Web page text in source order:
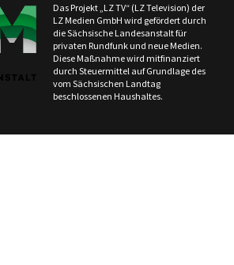
Das Projekt „LZ TV“ (LZ Television) der
LZ Medien GmbH wird gefördert durch
die Sächsische Landesanstalt für
privaten Rundfunk und neue Medien.
Diese Maßnahme wird mitfinanziert
durch Steuermittel auf Grundlage des
vom Sächsischen Landtag
beschlossenen Haushaltes.